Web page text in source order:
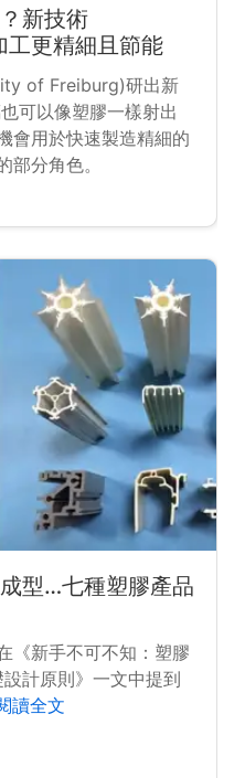
新技術
更精細且節能
of Freiburg)研出新
可以像塑膠一樣射出
會用於快速製造精細的
部分角色。
型…七種塑膠產品
《新手不可不知：塑膠
計原則》一文中提到
讀全文